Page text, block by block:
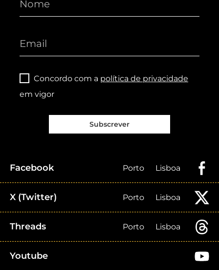
Concordo com a política de privacidade
em vigor
Subscrever
Facebook Porto Lisboa
X (Twitter) Porto Lisboa
Threads Porto Lisboa
Youtube